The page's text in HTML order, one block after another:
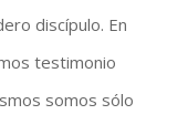
discípulo. En
testimonio
somos sólo